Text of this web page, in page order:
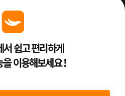
서 쉽고 편리하게
을 이용해보세요 !